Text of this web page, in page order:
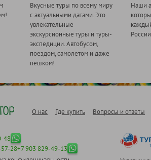
Вкусные туры по всему миру
с актуальными датами. Это
увлекательные
экскурсионные туры и туры-
экспедиции. Автобусом,
поездом, самолетом и даже
пешком!
Наши
О нас Где купить Вопросы и ответы
48
28+7 903 829-49-13